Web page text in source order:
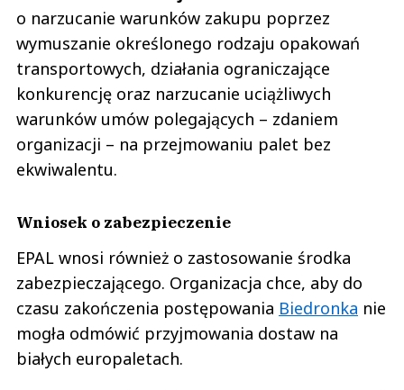
o narzucanie warunków zakupu poprzez
wymuszanie określonego rodzaju opakowań
transportowych, działania ograniczające
konkurencję oraz narzucanie uciążliwych
warunków umów polegających – zdaniem
organizacji – na przejmowaniu palet bez
ekwiwalentu.
Wniosek o zabezpieczenie
EPAL wnosi również o zastosowanie środka
zabezpieczającego. Organizacja chce, aby do
czasu zakończenia postępowania Biedronka nie
mogła odmówić przyjmowania dostaw na
białych europaletach.